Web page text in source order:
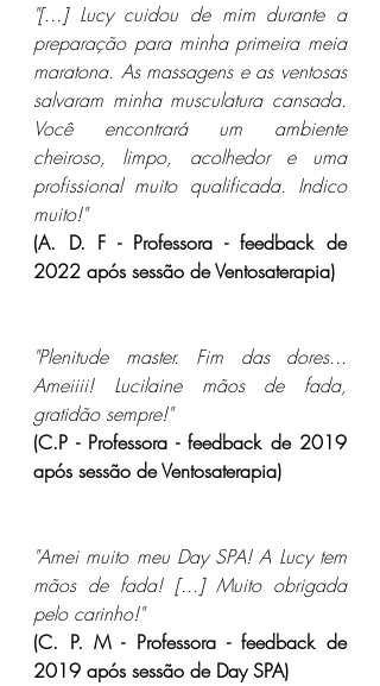
"[...] Lucy cuidou de mim durante a
preparação para minha primeira meia
maratona. As massagens e as ventosas
salvaram minha musculatura cansada.
Você encontrará um ambiente
cheiroso, limpo, acolhedor e uma
profissional muito qualificada. Indico
muito!"
(A. D. F - Professora - feedback de
2022 após sessão de Ventosaterapia)
"Plenitude master. Fim das dores...
Ameiiii! Lucilaine mãos de fada,
gratidão sempre!"
(C.P - Professora - feedback de 2019
após sessão de Ventosaterapia)
"Amei muito meu Day SPA! A Lucy tem
mãos de fada! [...] Muito obrigada
pelo carinho!"
(C. P. M - Professora - feedback de
2019 após sessão de Day SPA)